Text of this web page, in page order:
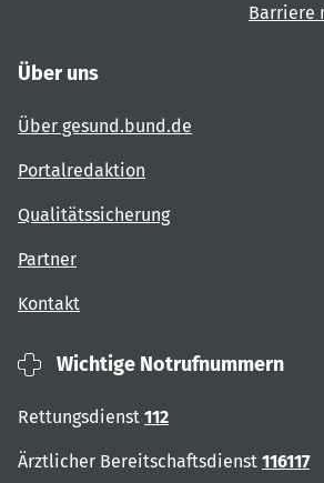
Barriere
Über uns
Über gesund.bund.de
Portalredaktion
Qualitätssicherung
Partner
Kontakt
Wichtige Notrufnummern
Rettungsdienst 112
Ärztlicher Bereitschaftsdienst 116117